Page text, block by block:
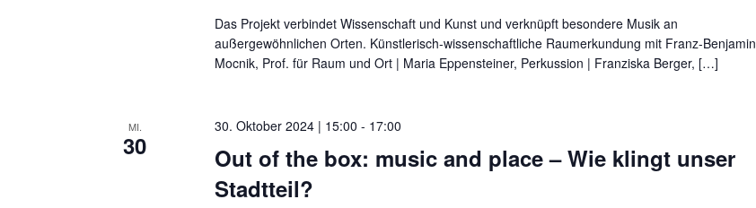
Das Projekt verbindet Wissenschaft und Kunst und verknüpft besondere Musik an
außergewöhnlichen Orten. Künstlerisch-wissenschaftliche Raumerkundung mit Franz-Benjamin
Mocnik, Prof. für Raum und Ort | Maria Eppensteiner, Perkussion | Franziska Berger, […]
MI.
30
Out of the box: music and place – Wie klingt unser
Stadtteil?
30. Oktober 2024 | 15:00 - 17:00